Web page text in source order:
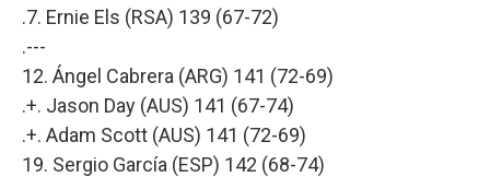
.7. Ernie Els (RSA) 139 (67-72)
.---
12. Ángel Cabrera (ARG) 141 (72-69)
.+. Jason Day (AUS) 141 (67-74)
.+. Adam Scott (AUS) 141 (72-69)
19. Sergio García (ESP) 142 (68-74)